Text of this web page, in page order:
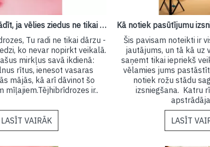
Kuras rozes stādīt, ja vēlies ziedus ne tikai dobē, bet arī vāzē?
Tu radi ne tikai dārzu -
ko nevar nopirkt veikalā.
mirkļus savā ikdienā:
rītus, ienesot vasaras
mājās, kā arī dāvinot šo
mīļajiem.Tējhibrīdrozes ir..
LASĪT VAIRĀK
Šis pavisam noteikti ir
jautājums, un tā kā uz
saņemt tikai iepriekš
vēlamies jums
notiek rožu stādu
izsniegšana. Katru
LASĪT